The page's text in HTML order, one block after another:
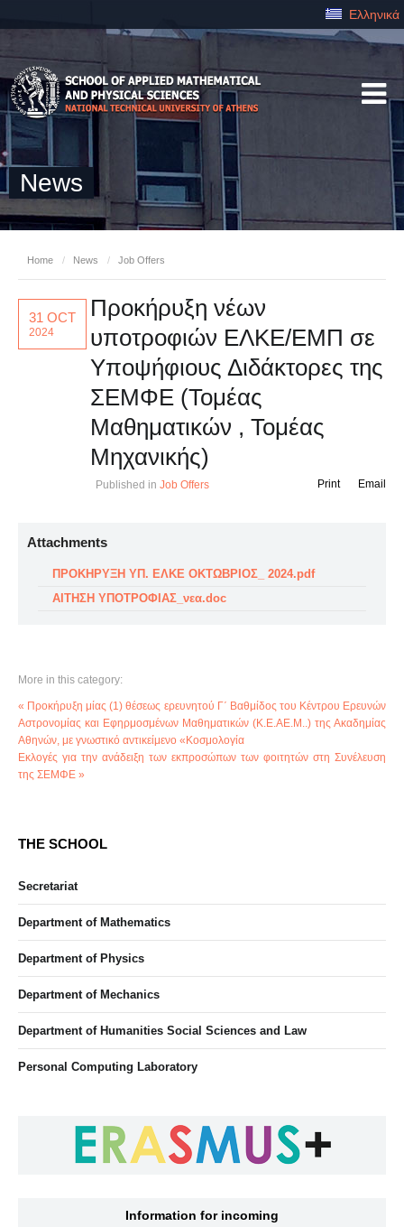
Ελληνικά
News
Home / News / Job Offers
31 OCT
2024
Προκήρυξη νέων
υποτροφιών ΕΛΚΕ/ΕΜΠ σε
Υποψήφιους Διδάκτορες της
ΣΕΜΦΕ (Τομέας
Μαθηματικών , Τομέας
Μηχανικής)
Published in Job Offers Email
Print
Attachments
ΠΡΟΚΗΡΥΞΗ ΥΠ. ΕΛΚΕ ΟΚΤΩΒΡΙΟΣ_ 2024.pdf
ΑΙΤΗΣΗ ΥΠΟΤΡΟΦΙΑΣ_νεα.doc
More in this category:
« Προκήρυξη μίας (1) θέσεως ερευνητού Γ΄ Βαθμίδος του Κέντρου Ερευνών
Αστρονομίας και Εφηρμοσμένων Μαθηματικών (Κ.Ε.ΑΕ.Μ..) της Ακαδημίας
Αθηνών, με γνωστικό αντικείμενο «Κοσμολογία
Εκλογές για την ανάδειξη των εκπροσώπων των φοιτητών στη Συνέλευση
της ΣΕΜΦΕ »
THE SCHOOL
Secretariat
Department of Mathematics
Department of Physics
Department of Mechanics
Department of Humanities Social Sciences and Law
Personal Computing Laboratory
Information for incoming